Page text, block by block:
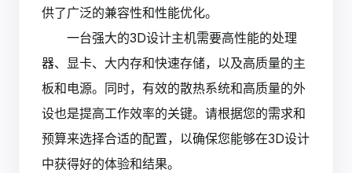
供了广泛的兼容性和性能优化。
一台强大的3D设计主机需要高性能的处理
器、显卡、大内存和快速存储，以及高质量的主
板和电源。同时，有效的散热系统和高质量的外
设也是提高工作效率的关键。请根据您的需求和
预算来选择合适的配置，以确保您能够在3D设计
中获得好的体验和结果。